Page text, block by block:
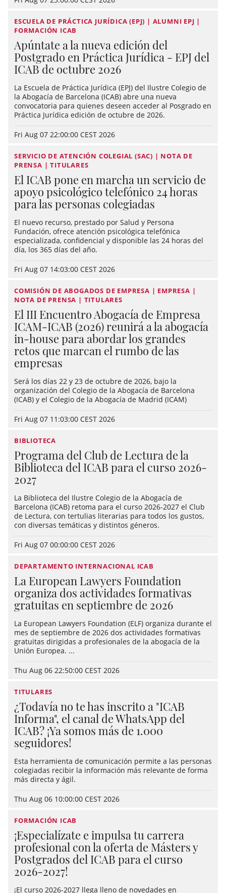
ESCUELA DE PRÁCTICA JURÍDICA (EPJ) | ALUMNI EPJ |
FORMACIÓN ICAB
Apúntate a la nueva edición del
Postgrado en Práctica Jurídica - EPJ del
ICAB de octubre 2026
La Escuela de Práctica Jurídica (EPJ) del Ilustre Colegio de
la Abogacía de Barcelona (ICAB) abre una nueva
convocatoria para quienes deseen acceder al Posgrado en
Práctica Jurídica edición de octubre de 2026.
Fri Aug 07 22:00:00 CEST 2026
SERVICIO DE ATENCIÓN COLEGIAL (SAC) | NOTA DE
PRENSA | TITULARES
El ICAB pone en marcha un servicio de
apoyo psicológico telefónico 24 horas
para las personas colegiadas
El nuevo recurso, prestado por Salud y Persona
Fundación, ofrece atención psicológica telefónica
especializada, confidencial y disponible las 24 horas del
día, los 365 días del año.
Fri Aug 07 14:03:00 CEST 2026
COMISIÓN DE ABOGADOS DE EMPRESA | EMPRESA |
NOTA DE PRENSA | TITULARES
El III Encuentro Abogacía de Empresa
ICAM-ICAB (2026) reunirá a la abogacía
in-house para abordar los grandes
retos que marcan el rumbo de las
empresas
Será los días 22 y 23 de octubre de 2026, bajo la
organización del Colegio de la Abogacía de Barcelona
(ICAB) y el Colegio de la Abogacía de Madrid (ICAM)
Fri Aug 07 11:03:00 CEST 2026
BIBLIOTECA
Programa del Club de Lectura de la
Biblioteca del ICAB para el curso 2026-
2027
La Biblioteca del Ilustre Colegio de la Abogacía de
Barcelona (ICAB) retoma para el curso 2026-2027 el Club
de Lectura, con tertulias literarias para todos los gustos,
con diversas temáticas y distintos géneros.
Fri Aug 07 00:00:00 CEST 2026
DEPARTAMENTO INTERNACIONAL ICAB
La European Lawyers Foundation
organiza dos actividades formativas
gratuitas en septiembre de 2026
La European Lawyers Foundation (ELF) organiza durante el
mes de septiembre de 2026 dos actividades formativas
gratuitas dirigidas a profesionales de la abogacía de la
Unión Europea. ...
Thu Aug 06 22:50:00 CEST 2026
TITULARES
¿Todavía no te has inscrito a "ICAB
Informa", el canal de WhatsApp del
ICAB? ¡Ya somos más de 1.000
seguidores!
Esta herramienta de comunicación permite a las personas
colegiadas recibir la información más relevante de forma
más directa y ágil.
Thu Aug 06 10:00:00 CEST 2026
FORMACIÓN ICAB
¡Especialízate e impulsa tu carrera
profesional con la oferta de Másters y
Postgrados del ICAB para el curso
2026-2027!
¡El curso 2026-2027 llega lleno de novedades en